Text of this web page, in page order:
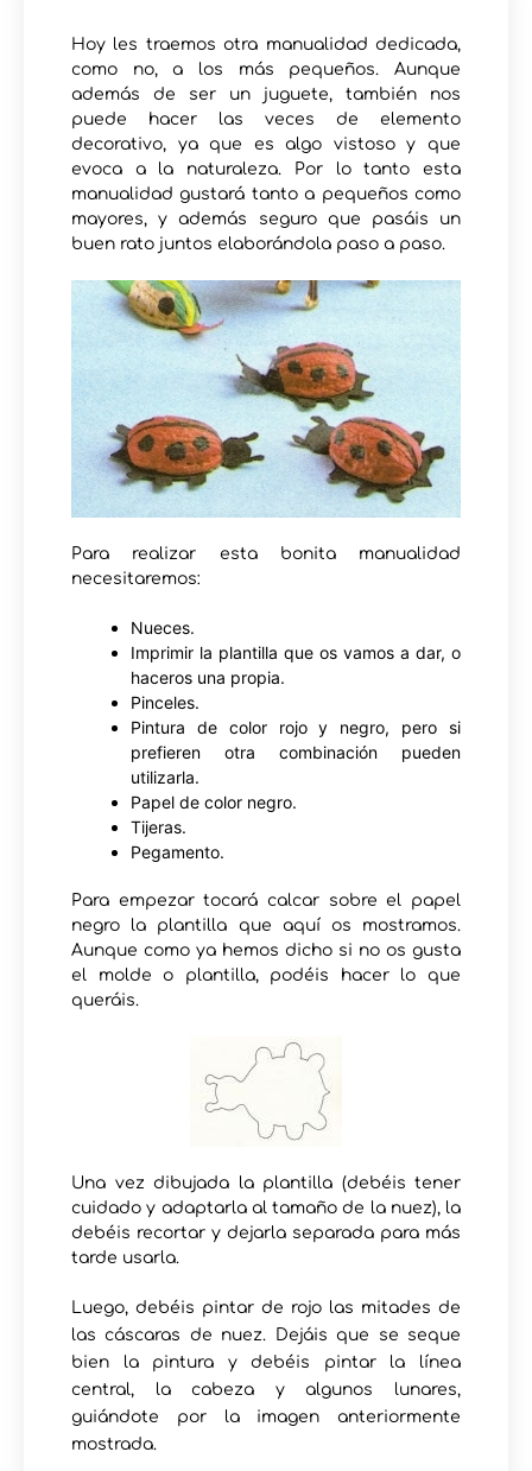
Hoy les traemos otra manualidad dedicada,
como no, a los más pequeños. Aunque
además de ser un juguete, también nos
puede hacer las veces de elemento
decorativo, ya que es algo vistoso y que
evoca a la naturaleza. Por lo tanto esta
manualidad gustará tanto a pequeños como
mayores, y además seguro que pasáis un
buen rato juntos elaborándola paso a paso.
Para realizar esta bonita manualidad
necesitaremos:
Nueces.
Imprimir la plantilla que os vamos a dar, o
haceros una propia.
Pinceles.
Pintura de color rojo y negro, pero si
prefieren otra combinación pueden
utilizarla.
Papel de color negro.
Tijeras.
Pegamento.
Para empezar tocará calcar sobre el papel
negro la plantilla que aquí os mostramos.
Aunque como ya hemos dicho si no os gusta
el molde o plantilla, podéis hacer lo que
queráis.
Una vez dibujada la plantilla (debéis tener
cuidado y adaptarla al tamaño de la nuez), la
debéis recortar y dejarla separada para más
tarde usarla.
Luego, debéis pintar de rojo las mitades de
las cáscaras de nuez. Dejáis que se seque
bien la pintura y debéis pintar la línea
central, la cabeza y algunos lunares,
guiándote por la imagen anteriormente
mostrada.